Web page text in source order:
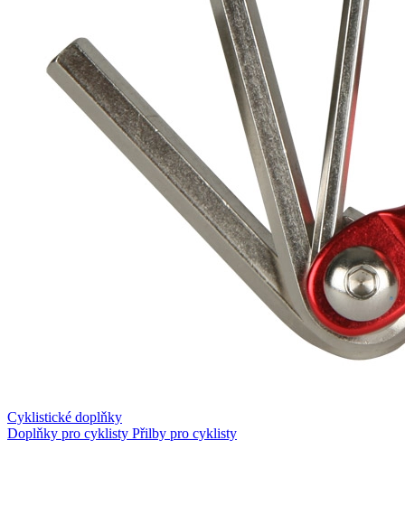
Cyklistické doplňky
Doplňky pro cyklisty Přilby pro cyklisty